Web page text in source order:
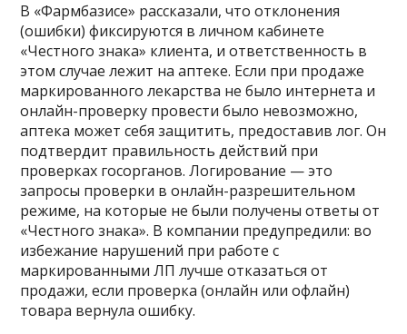
В «Фармбазисе» рассказали, что отклонения
(ошибки) фиксируются в личном кабинете
«Честного знака» клиента, и ответственность в
этом случае лежит на аптеке. Если при продаже
маркированного лекарства не было интернета и
онлайн-проверку провести было невозможно,
аптека может себя защитить, предоставив лог. Он
подтвердит правильность действий при
проверках госорганов. Логирование — это
запросы проверки в онлайн-разрешительном
режиме, на которые не были получены ответы от
«Честного знака». В компании предупредили: во
избежание нарушений при работе с
маркированными ЛП лучше отказаться от
продажи, если проверка (онлайн или офлайн)
товара вернула ошибку.